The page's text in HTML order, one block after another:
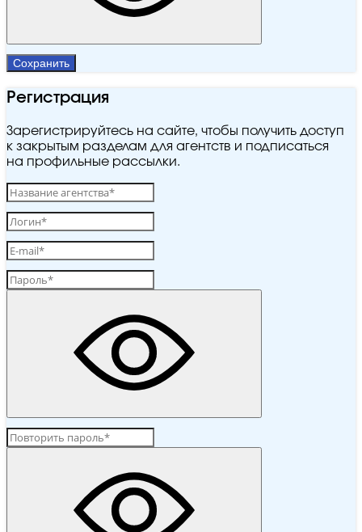
Сохранить
Регистрация
Зарегистрируйтесь на сайте, чтобы получить доступ
к закрытым разделам для агентств и подписаться
на профильные рассылки.